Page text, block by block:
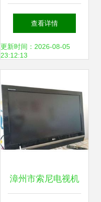
G70F20CN2L-
B8H(BO)微波炉仅
查看详情
更新时间：2026-08-05
23:12:13
漳州市索尼电视机